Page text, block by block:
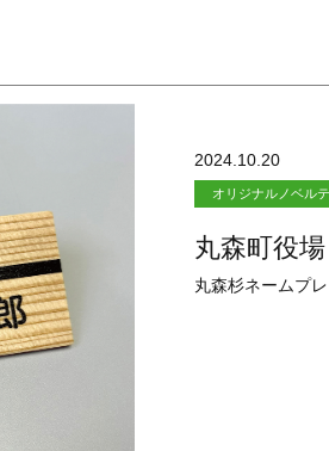
2024.10.20
オリジナルノベル
丸森町役
丸森杉ネームプ